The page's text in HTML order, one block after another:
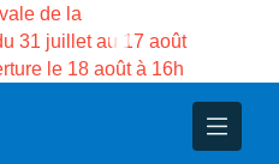
de la
31 juillet au 17 août
le 18 août à 16h